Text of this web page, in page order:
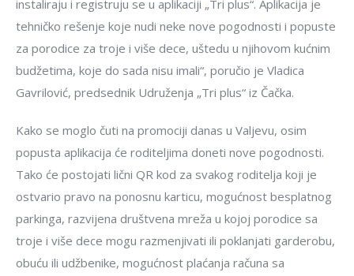
instaliraju i registruju se u aplikaciji „Tri plus“. Aplikacija je
tehničko rešenje koje nudi neke nove pogodnosti i popuste
za porodice za troje i više dece, uštedu u njihovom kućnim
budžetima, koje do sada nisu imali“, poručio je Vladica
Gavrilović, predsednik Udruženja „Tri plus“ iz Čačka.
Kako se moglo čuti na promociji danas u Valjevu, osim
popusta aplikacija će roditeljima doneti nove pogodnosti.
Tako će postojati lični QR kod za svakog roditelja koji je
ostvario pravo na ponosnu karticu, mogućnost besplatnog
parkinga, razvijena društvena mreža u kojoj porodice sa
troje i više dece mogu razmenjivati ili poklanjati garderobu,
obuću ili udžbenike, mogućnost plaćanja računa sa